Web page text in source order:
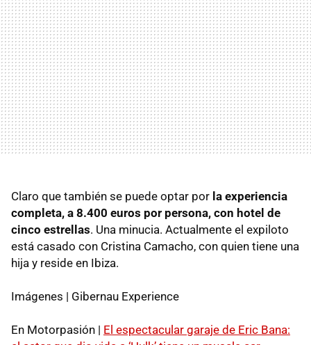
Claro que también se puede optar por la experiencia
completa, a 8.400 euros por persona, con hotel de
cinco estrellas. Una minucia. Actualmente el expiloto
está casado con Cristina Camacho, con quien tiene una
hija y reside en Ibiza.
Imágenes | Gibernau Experience
En Motorpasión | El espectacular garaje de Eric Bana: